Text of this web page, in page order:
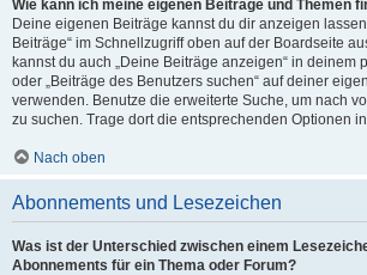
Wie kann ich meine eigenen Beiträge und Themen
Deine eigenen Beiträge kannst du dir anzeigen
Beiträge“ im Schnellzugriff oben auf der Boardseite
kannst du auch „Deine Beiträge anzeigen“ in deinem
oder „Beiträge des Benutzers suchen“ auf deiner
verwenden. Benutze die erweiterte Suche, um nach
zu suchen. Trage dort die entsprechenden Optionen
Nach oben
Abonnements und Lesezeichen
Was ist der Unterschied zwischen einem
Abonnements für ein Thema oder Forum?